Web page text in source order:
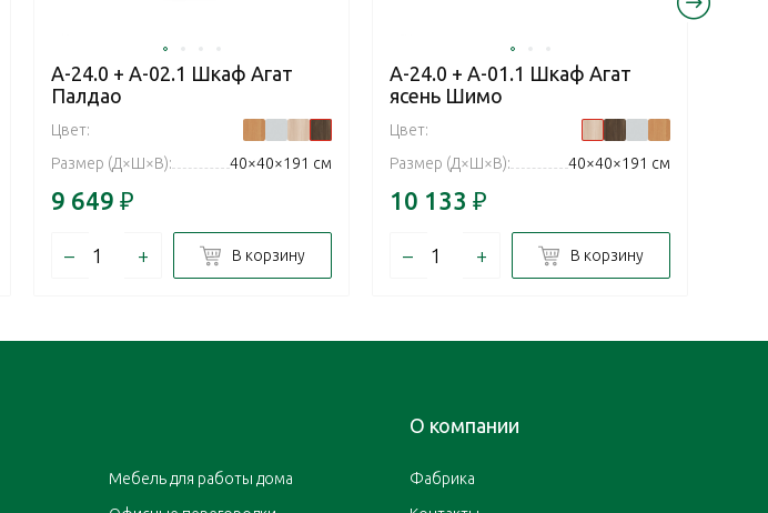
А-24.0 + А-02.1 Шкаф Агат
Палдао
Цвет:
Размер (Д×Ш×В):
40×40×191 см
9 649 ₽
– + В корзину
А-24.0 + А-01.1 Шкаф Агат
ясень Шимо
Цвет:
Размер (Д×Ш×В):
40×40×191 см
10 133 ₽
– + В корзину
Мебель для работы дома
О компании
Фабрика